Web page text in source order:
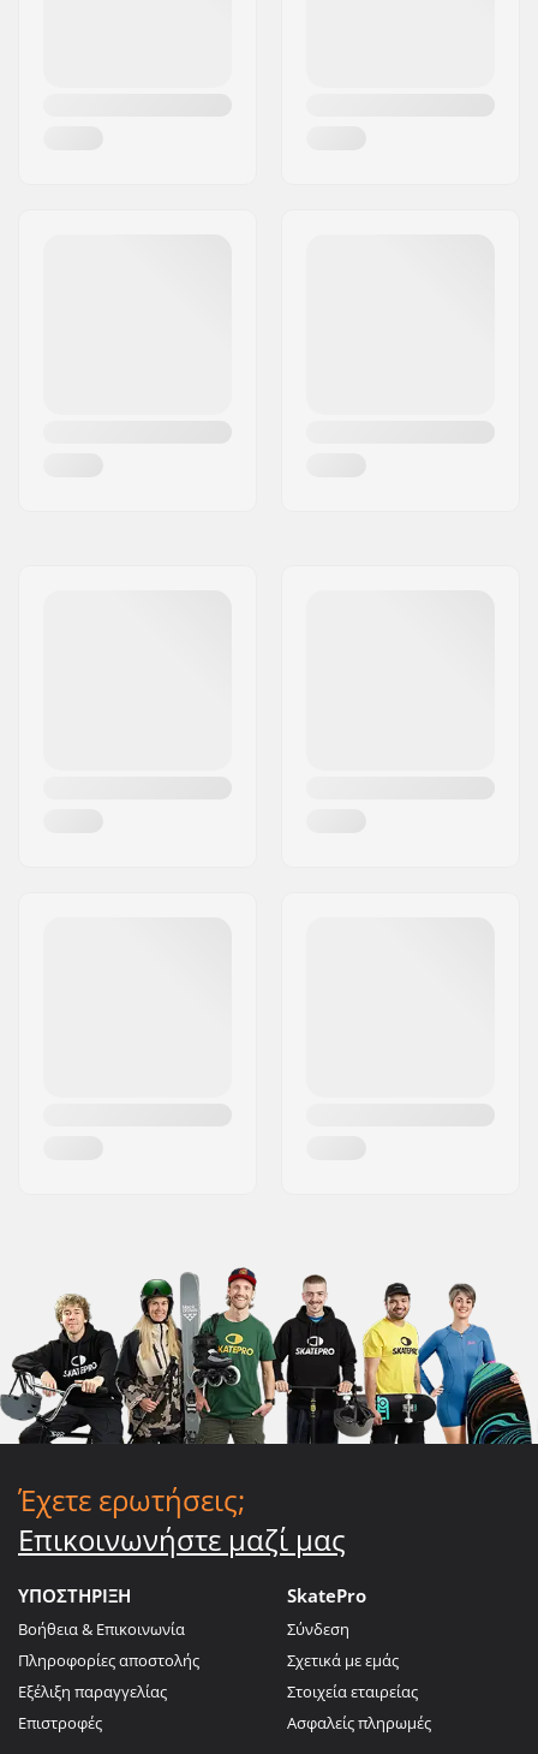
Έχετε ερωτήσεις;
Επικοινωνήστε μαζί μας
ΥΠΟΣΤΗΡΙΞΗ
Βοήθεια & Επικοινωνία
Πληροφορίες αποστολής
Εξέλιξη παραγγελίας
Επιστροφές
SkatePro
Σύνδεση
Σχετικά με εμάς
Στοιχεία εταιρείας
Ασφαλείς πληρωμές